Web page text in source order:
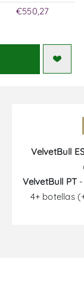
€550,27
VelvetBull
VelvetBull PT
4+ botellas